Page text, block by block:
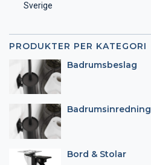
Sverige
PRODUKTER PER KATEGORI
Badrumsbeslag
Badrumsinredning
Bord & Stolar